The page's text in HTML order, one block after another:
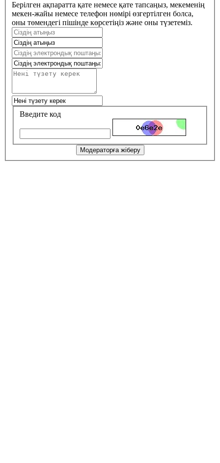
Берілген ақпаратта қате немесе қате тапсаңыз, мекеменің
мекен-жайы немесе телефон нөмірі өзгертілген болса,
оны төмендегі пішінде көрсетіңіз және оны түзетеміз.
Введите код
Модераторға жіберу